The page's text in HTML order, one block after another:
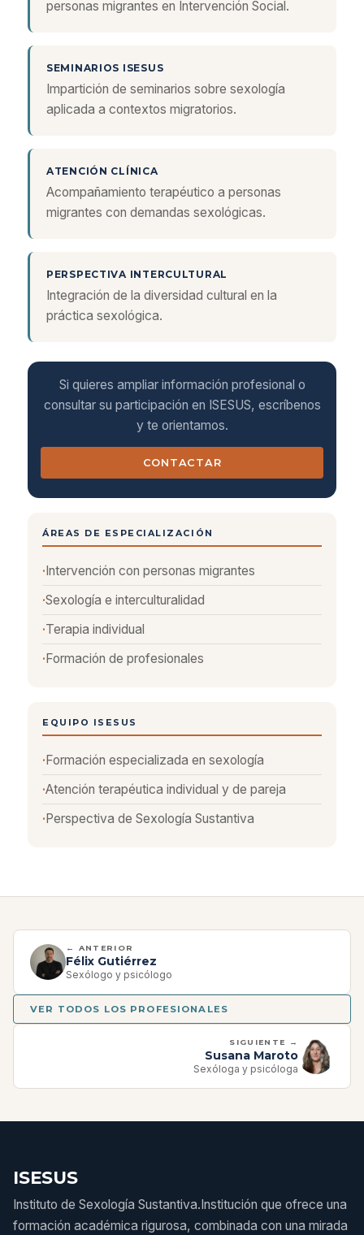
personas migrantes en Intervención Social.
SEMINARIOS ISESUS
Impartición de seminarios sobre sexología
aplicada a contextos migratorios.
ATENCIÓN CLÍNICA
Acompañamiento terapéutico a personas
migrantes con demandas sexológicas.
PERSPECTIVA INTERCULTURAL
Integración de la diversidad cultural en la
práctica sexológica.
Si quieres ampliar información profesional o
consultar su participación en ISESUS, escríbenos
y te orientamos.
CONTACTAR
ÁREAS DE ESPECIALIZACIÓN
Intervención con personas migrantes
Sexología e interculturalidad
Terapia individual
Formación de profesionales
EQUIPO ISESUS
Formación especializada en sexología
Atención terapéutica individual y de pareja
Perspectiva de Sexología Sustantiva
← ANTERIOR
Félix Gutiérrez
Sexólogo y psicólogo
VER TODOS LOS PROFESIONALES
SIGUIENTE →
Susana Maroto
Sexóloga y psicóloga
ISESUS
Instituto de Sexología Sustantiva.Institución que ofrece una
formación académica rigurosa, combinada con una mirada